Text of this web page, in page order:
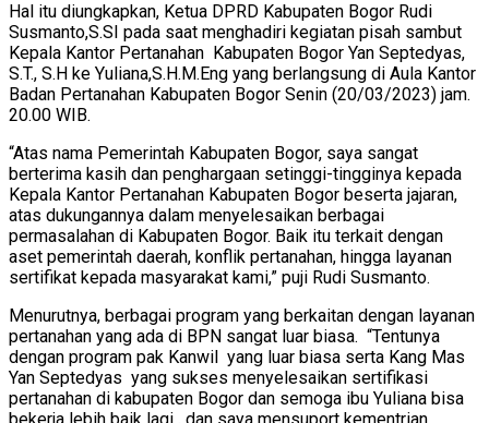
Hal itu diungkapkan, Ketua DPRD Kabupaten Bogor Rudi
Susmanto,S.SI pada saat menghadiri kegiatan pisah sambut
Kepala Kantor Pertanahan Kabupaten Bogor Yan Septedyas,
S.T., S.H ke Yuliana,S.H.M.Eng yang berlangsung di Aula Kantor
Badan Pertanahan Kabupaten Bogor Senin (20/03/2023) jam.
20.00 WIB.
“Atas nama Pemerintah Kabupaten Bogor, saya sangat
berterima kasih dan penghargaan setinggi-tingginya kepada
Kepala Kantor Pertanahan Kabupaten Bogor beserta jajaran,
atas dukungannya dalam menyelesaikan berbagai
permasalahan di Kabupaten Bogor. Baik itu terkait dengan
aset pemerintah daerah, konflik pertanahan, hingga layanan
sertifikat kepada masyarakat kami,” puji Rudi Susmanto.
Menurutnya, berbagai program yang berkaitan dengan layanan
pertanahan yang ada di BPN sangat luar biasa. “Tentunya
dengan program pak Kanwil yang luar biasa serta Kang Mas
Yan Septedyas yang sukses menyelesaikan sertifikasi
pertanahan di kabupaten Bogor dan semoga ibu Yuliana bisa